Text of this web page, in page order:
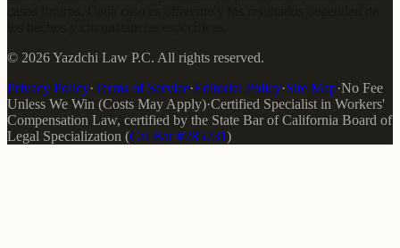
© 2026Yazdchi Law P.C. All rights reserved.
Privacy Policy·Terms of Service·Editorial Policy·Site Map·No Fee
Unless We Win (Costs May Apply)·Certified Specialist in Workers'
Compensation Law, certified by the State Bar of California Board of
Legal Specialization (Cal Bar #285231)